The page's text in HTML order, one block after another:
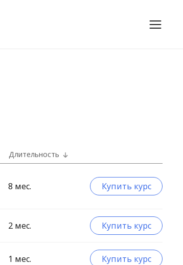
Длительность
8 мес. Купить курс
2 мес. Купить курс
1 мес. Купить курс